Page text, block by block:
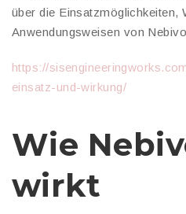
über die Einsatzmöglichkeiten,
Anwendungsweisen von
https://
einsatz-und-wirkung/
Wie
wirkt